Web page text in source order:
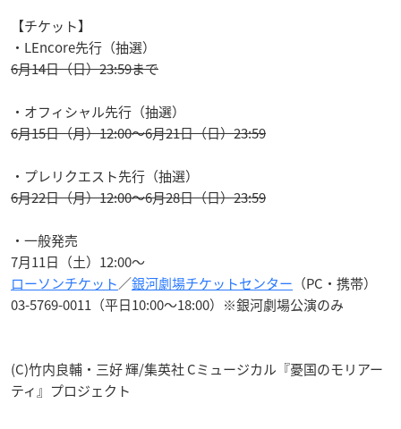
【チケット】
・LEncore先行（抽選）
6月14日（日）23:59まで
・オフィシャル先行（抽選）
6月15日（月）12:00～6月21日（日）23:59
・プレリクエスト先行（抽選）
6月22日（月）12:00～6月28日（日）23:59
・一般発売
7月11日（土）12:00～
ローソンチケット／銀河劇場チケットセンター （PC・携帯）
03-5769-0011（平日10:00～18:00）※銀河劇場公演のみ
(C)竹内良輔・三好 輝/集英社 Cミュージカル『憂国のモリアー
ティ』プロジェクト